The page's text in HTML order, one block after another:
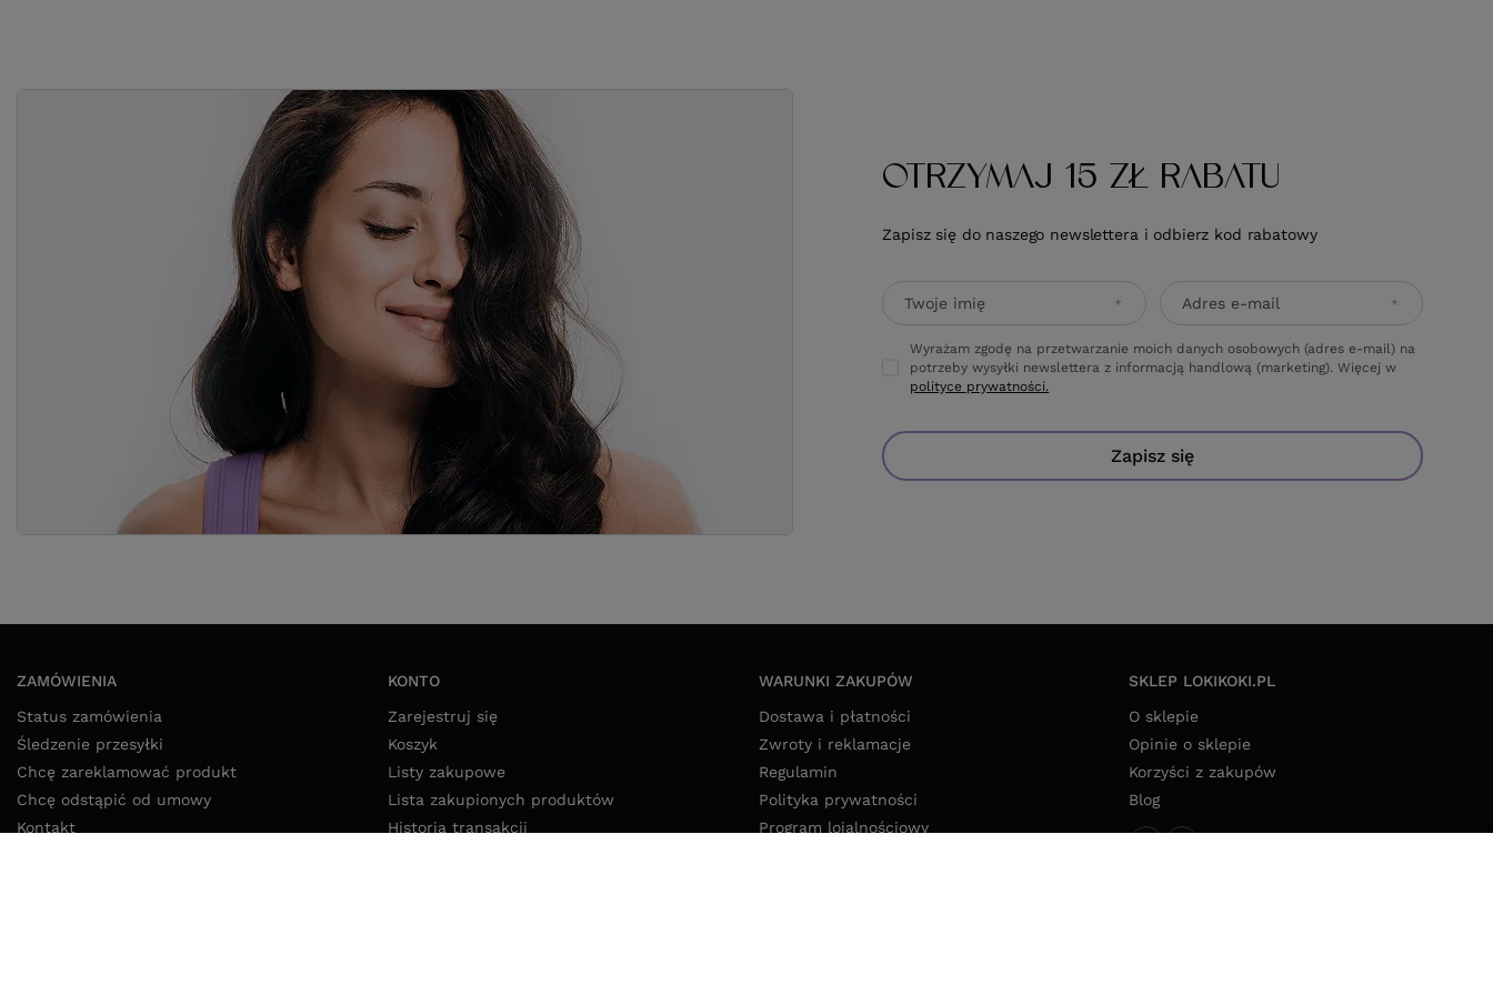
OTRZYMAJ 15 ZŁ RABATU
Zapisz się do naszego newslettera i odbierz kod rabatowy
Twoje imię Adres e-mail
Wyrażam zgodę na przetwarzanie moich danych osobowych (adres e-mail) na
potrzeby wysyłki newslettera z informacją handlową (marketing). Więcej w
polityce prywatności.
Zapisz się
ZAMÓWIENIA
Status zamówienia
Śledzenie przesyłki
Chcę zareklamować produkt
Chcę odstąpić od umowy
Kontakt
KONTO
Zarejestruj się
Koszyk
Listy zakupowe
Lista zakupionych produktów
Historia transakcji
WARUNKI ZAKUPÓW
Dostawa i płatności
Zwroty i reklamacje
Regulamin
Polityka prywatności
Program lojalnościowy
SKLEP LOKIKOKI.PL
O sklepie
Opinie o sklepie
Korzyści z zakupów
Blog